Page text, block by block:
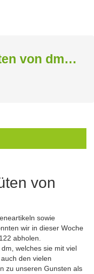
von dm…
von
sowie
wir in dieser Woche
abholen.
welches sie mit viel
den vielen
zu unseren Gunsten als